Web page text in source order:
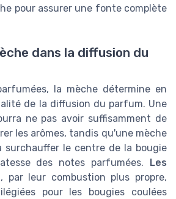
pour assurer une fonte complète
dans la diffusion du
la mèche détermine en
de la diffusion du parfum. Une
ne pas avoir suffisamment de
les arômes, tandis qu'une mèche
surchauffer le centre de la bougie
des notes parfumées. Les
, par leur combustion plus propre,
pour les bougies coulées